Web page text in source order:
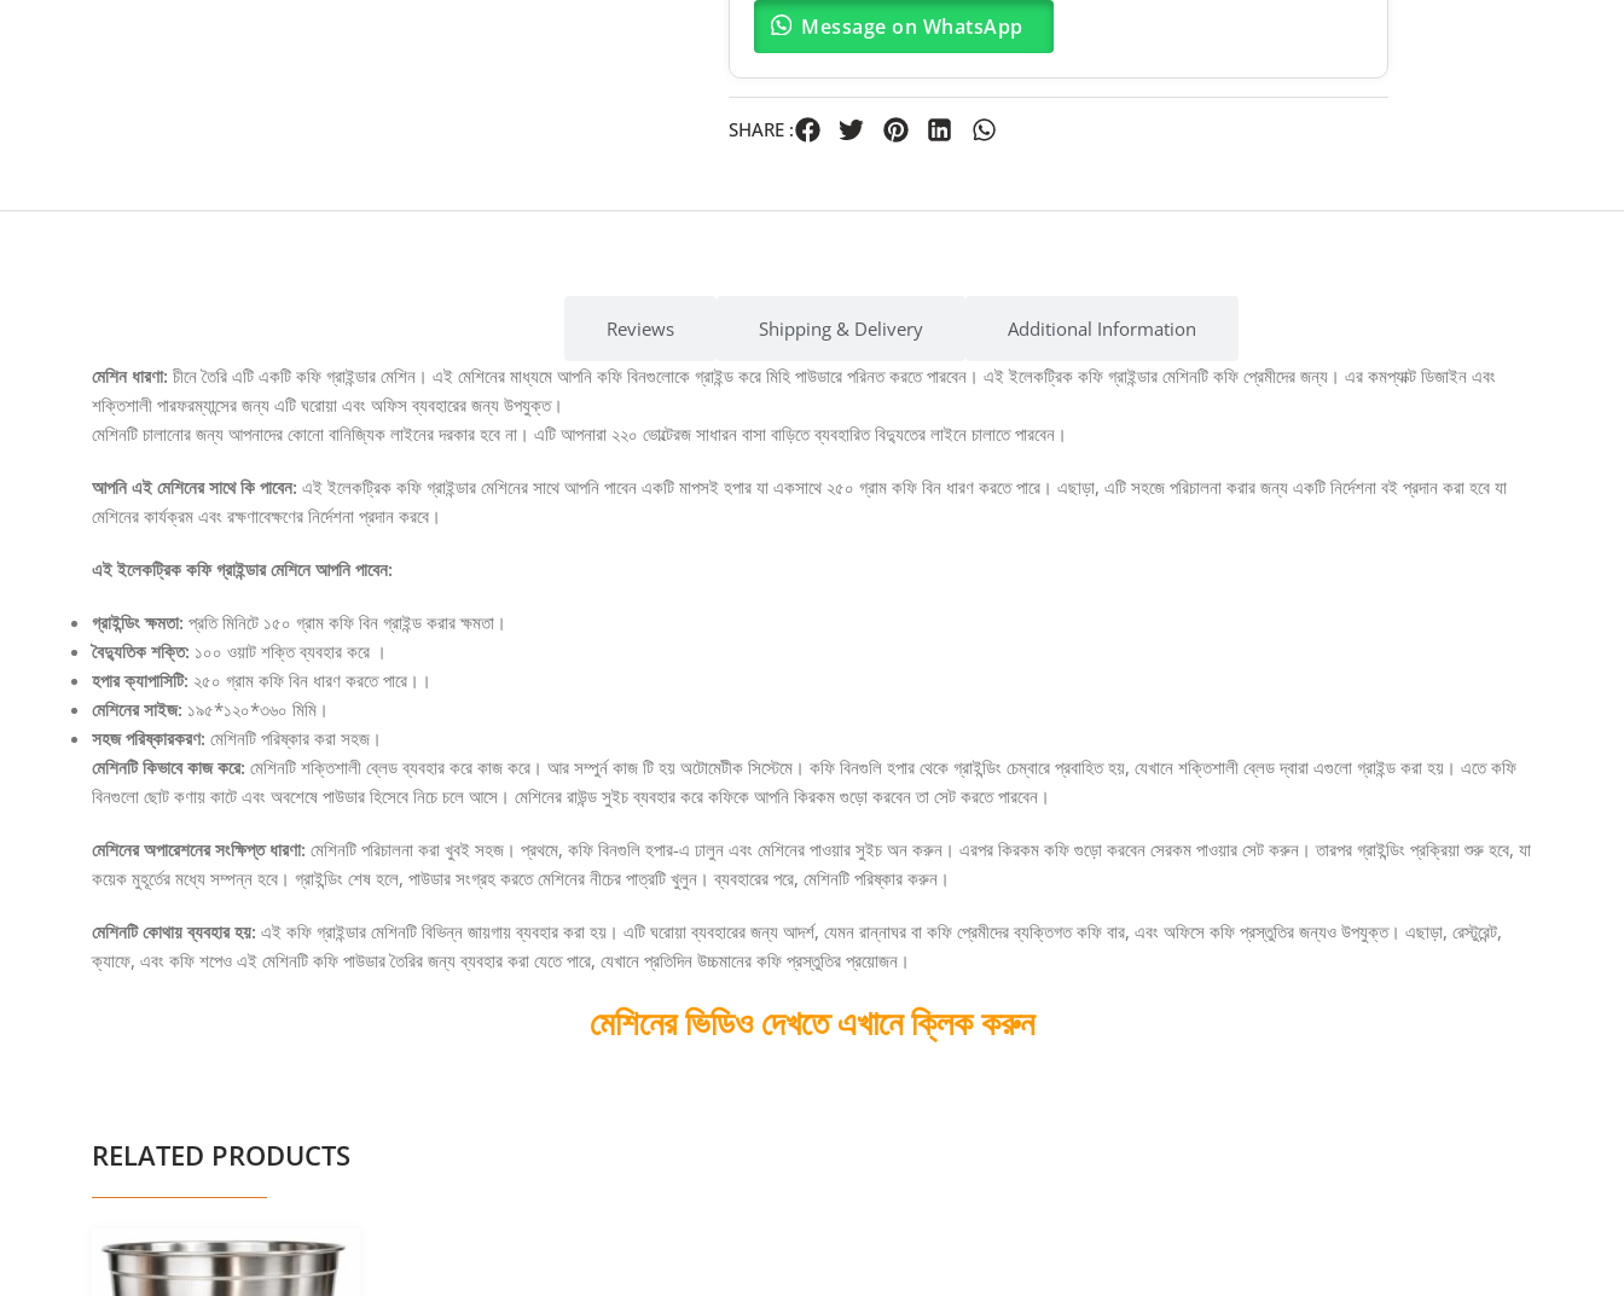
Message on WhatsApp
SHARE :
Reviews Shipping & Delivery
Additional Information
মেশিন ধারণা: চীনে তৈরি এটি একটি কফি গ্রাইন্ডার মেশিন। এই মেশিনের মাধ্যমে আপনি কফি বিনগুলোকে গ্রাইন্ড করে মিহি পাউডারে পরিনত করতে পারবেন। এই ইলেকট্রিক কফি গ্রাইন্ডার মেশিনটি কফি প্রেমীদের জন্য। এর কমপ্যাক্ট ডিজাইন এবং
শক্তিশালী পারফরম্যান্সের জন্য এটি ঘরোয়া এবং অফিস ব্যবহারের জন্য উপযুক্ত।
মেশিনটি চালানোর জন্য আপনাদের কোনো বানিজ্যিক লাইনের দরকার হবে না। এটি আপনারা ২২০ ভোল্টেরজ সাধারন বাসা বাড়িতে ব্যবহারিত বিদ্যুতের লাইনে চালাতে পারবেন।
আপনি এই মেশিনের সাথে কি পাবেন: এই ইলেকট্রিক কফি গ্রাইন্ডার মেশিনের সাথে আপনি পাবেন একটি মাপসই হপার যা একসাথে ২৫০ গ্রাম কফি বিন ধারণ করতে পারে। এছাড়া, এটি সহজে পরিচালনা করার জন্য একটি নির্দেশনা বই প্রদান করা হবে যা
মেশিনের কার্যক্রম এবং রক্ষণাবেক্ষণের নির্দেশনা প্রদান করবে।
এই ইলেকট্রিক কফি গ্রাইন্ডার মেশিনে আপনি পাবেন:
গ্রাইন্ডিং ক্ষমতা: প্রতি মিনিটে ১৫০ গ্রাম কফি বিন গ্রাইন্ড করার ক্ষমতা।
বৈদ্যুতিক শক্তি: ১০০ ওয়াট শক্তি ব্যবহার করে ।
হপার ক্যাপাসিটি: ২৫০ গ্রাম কফি বিন ধারণ করতে পারে।।
মেশিনের সাইজ: ১৯৫*১২০*৩৬০ মিমি।
সহজ পরিষ্কারকরণ: মেশিনটি পরিষ্কার করা সহজ।
মেশিনটি কিভাবে কাজ করে: মেশিনটি শক্তিশালী ব্লেড ব্যবহার করে কাজ করে। আর সম্পুর্ন কাজ টি হয় অটোমেটীক সিস্টেমে। কফি বিনগুলি হপার থেকে গ্রাইন্ডিং চেম্বারে প্রবাহিত হয়, যেখানে শক্তিশালী ব্লেড দ্বারা এগুলো গ্রাইন্ড করা হয়। এতে কফি
বিনগুলো ছোট কণায় কাটে এবং অবশেষে পাউডার হিসেবে নিচে চলে আসে। মেশিনের রাউন্ড সুইচ ব্যবহার করে কফিকে আপনি কিরকম গুড়ো করবেন তা সেট করতে পারবেন।
মেশিনের অপারেশনের সংক্ষিপ্ত ধারণা: মেশিনটি পরিচালনা করা খুবই সহজ। প্রথমে, কফি বিনগুলি হপার-এ ঢালুন এবং মেশিনের পাওয়ার সুইচ অন করুন। এরপর কিরকম কফি গুড়ো করবেন সেরকম পাওয়ার সেট করুন। তারপর গ্রাইন্ডিং প্রক্রিয়া শুরু হবে, যা
কয়েক মুহূর্তের মধ্যে সম্পন্ন হবে। গ্রাইন্ডিং শেষ হলে, পাউডার সংগ্রহ করতে মেশিনের নীচের পাত্রটি খুলুন। ব্যবহারের পরে, মেশিনটি পরিষ্কার করুন।
মেশিনটি কোথায় ব্যবহার হয়: এই কফি গ্রাইন্ডার মেশিনটি বিভিন্ন জায়গায় ব্যবহার করা হয়। এটি ঘরোয়া ব্যবহারের জন্য আদর্শ, যেমন রান্নাঘর বা কফি প্রেমীদের ব্যক্তিগত কফি বার, এবং অফিসে কফি প্রস্তুতির জন্যও উপযুক্ত। এছাড়া, রেস্টুরেন্ট,
ক্যাফে, এবং কফি শপেও এই মেশিনটি কফি পাউডার তৈরির জন্য ব্যবহার করা যেতে পারে, যেখানে প্রতিদিন উচ্চমানের কফি প্রস্তুতির প্রয়োজন।
মেশিনের ভিডিও দেখতে এখানে ক্লিক করুন
RELATED PRODUCTS